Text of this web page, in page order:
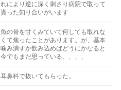
れにより逆に深く刺さり病院で取って
貰った知り合いがいます
魚の骨を甘くみていて何しても取れな
くて焦ったことがあります。が、基本
噛み潰すか飲み込めばどうにかなると
今でもまだ思っている、、、、
耳鼻科で抜いてもらった。